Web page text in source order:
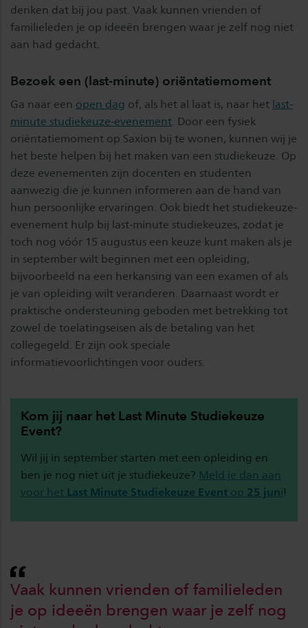
denken dat bij jou past. Vaak kunnen vrienden of
familieleden je op ideeën brengen waar je zelf nog niet
aan had gedacht.
Bezoek een (last-minute) oriëntatiemoment
Ga naar een open dag of, als het al laat is, naar het last-
minute studiekeuze-evenement. Door een fysiek
oriëntatiemoment op Saxion bij te wonen, kunnen wij je
het beste helpen bij het maken van een studiekeuze. Op
deze evenementen zijn docenten en studenten
aanwezig die je kunnen informeren aan de hand van
hun persoonlijke ervaringen. Ook biedt het studiekeuze-
evenement hulp bij last-minute studiekeuzes, zodat je
toch nog vóór 15 augustus een keuze kunt maken als je
in september wilt beginnen met een opleiding,
bijvoorbeeld na een herkansing van een examen of als
je van opleiding wilt veranderen. Daarnaast wordt er
praktische ondersteuning geboden met betrekking tot
zowel de toelatingseisen als de betaling van het
collegegeld. Er zijn ook speciale
informatievoorlichtingen voor ouders.
Kom jij naar het Last Minute Studiekeuze
Event?
Wil jij in september starten met een opleiding en
ben je nog niet uit je studiekeuze? Meld je dan aan
voor het Last Minute Studiekeuze Event op 25 juni!
Vaak kunnen vrienden of familieleden
je op ideeën brengen waar je zelf nog